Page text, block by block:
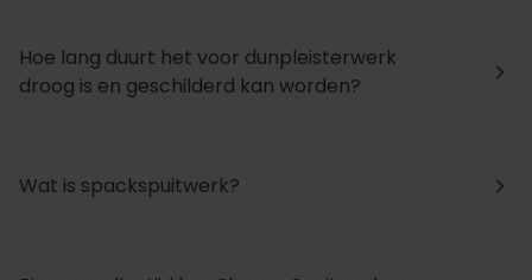
Hoe lang duurt het voor dunpleisterwerk
droog is en geschilderd kan worden?
arrow_forward_ios
Wat is spackspuitwerk? arrow_forward_ios